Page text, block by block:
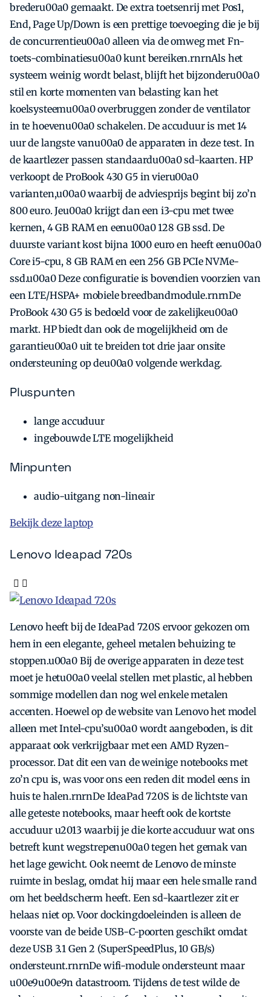
brederu00a0 gemaakt. De extra toetsenrij met Pos1,
End, Page Up/Down is een prettige toevoeging die je bij
de concurrentieu00a0 alleen via de omweg met Fn-
toets-combinatiesu00a0 kunt bereiken.rnrnAls het
systeem weinig wordt belast, blijft het bijzonderu00a0
stil en korte momenten van belasting kan het
koelsysteemu00a0 overbruggen zonder de ventilator
in te hoevenu00a0 schakelen. De accuduur is met 14
uur de langste vanu00a0 de apparaten in deze test. In
de kaartlezer passen standaardu00a0 sd-kaarten. HP
verkoopt de ProBook 430 G5 in vieru00a0
varianten,u00a0 waarbij de adviesprijs begint bij zo’n
800 euro. Jeu00a0 krijgt dan een i3-cpu met twee
kernen, 4 GB RAM en eenu00a0 128 GB ssd. De
duurste variant kost bijna 1000 euro en heeft eenu00a0
Core i5-cpu, 8 GB RAM en een 256 GB PCIe NVMe-
ssd.u00a0 Deze configuratie is bovendien voorzien van
een LTE/HSPA+ mobiele breedbandmodule.rnrnDe
ProBook 430 G5 is bedoeld voor de zakelijkeu00a0
markt. HP biedt dan ook de mogelijkheid om de
garantieu00a0 uit te breiden tot drie jaar onsite
ondersteuning op deu00a0 volgende werkdag.
Pluspunten
lange accuduur
ingebouwde LTE mogelijkheid
Minpunten
audio-uitgang non-lineair
Bekijk deze laptop
Lenovo Ideapad 720s
Lenovo heeft bij de IdeaPad 720S ervoor gekozen om
hem in een elegante, geheel metalen behuizing te
stoppen.u00a0 Bij de overige apparaten in deze test
moet je hetu00a0 veelal stellen met plastic, al hebben
sommige modellen dan nog wel enkele metalen
accenten. Hoewel op de website van Lenovo het model
alleen met Intel-cpu’su00a0 wordt aangeboden, is dit
apparaat ook verkrijgbaar met een AMD Ryzen-
processor. Dat dit een van de weinige notebooks met
zo’n cpu is, was voor ons een reden dit model eens in
huis te halen.rnrnDe IdeaPad 720S is de lichtste van
alle geteste notebooks, maar heeft ook de kortste
accuduur u2013 waarbij je die korte accuduur wat ons
betreft kunt wegstrepenu00a0 tegen het gemak van
het lage gewicht. Ook neemt de Lenovo de minste
ruimte in beslag, omdat hij maar een hele smalle rand
om het beeldscherm heeft. Een sd-kaartlezer zit er
helaas niet op. Voor dockingdoeleinden is alleen de
voorste van de beide USB-C-poorten geschikt omdat
deze USB 3.1 Gen 2 (SuperSpeedPlus, 10 GB/s)
ondersteunt.rnrnDe wifi-module ondersteunt maar
u00e9u00e9n datastroom. Tijdens de test wilde de